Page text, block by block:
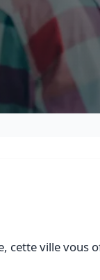
cette ville vous